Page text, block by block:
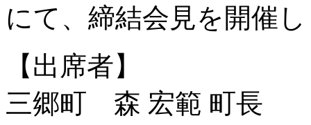
にて、締結会見を開催
【出席者】
三郷町 森 宏範 町長